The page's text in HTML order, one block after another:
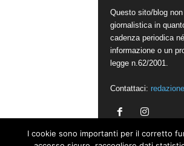
Questo sito/blog
giornalistica in
cadenza periodica
informazione o un
legge n.62/2001.
Contattaci:
I cookie sono importanti per il corretto